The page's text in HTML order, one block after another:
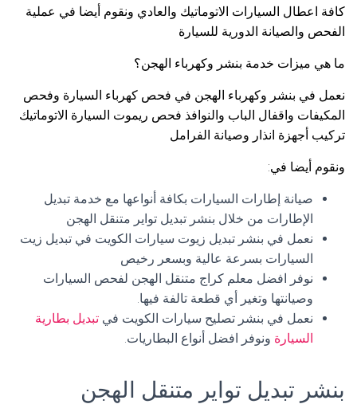
كافة اعطال السيارات الاتوماتيك والعادي ونقوم أيضا في عملية
الفحص والصيانة الدورية للسيارة
ما هي ميزات خدمة بنشر وكهرباء الهجن؟
نعمل في بنشر وكهرباء الهجن في فحص كهرباء السيارة وفحص
المكيفات واقفال الباب والنوافذ فحص ريموت السيارة الاتوماتيك
تركيب أجهزة انذار وصيانة الفرامل
ونقوم أيضا في:
صيانة إطارات السيارات بكافة أنواعها مع خدمة تبديل
الإطارات من خلال بنشر تبديل تواير متنقل الهجن
نعمل في بنشر تبديل زيوت سيارات الكويت في تبديل زيت
السيارات بسرعة عالية وبسعر رخيص
نوفر افضل معلم كراج متنقل الهجن لفحص السيارات
وصيانتها وتغير أي قطعة تالفة فيها.
نعمل في بنشر تصليح سيارات الكويت في تبديل بطارية
السيارة ونوفر افضل أنواع البطاريات.
بنشر تبديل تواير متنقل الهجن